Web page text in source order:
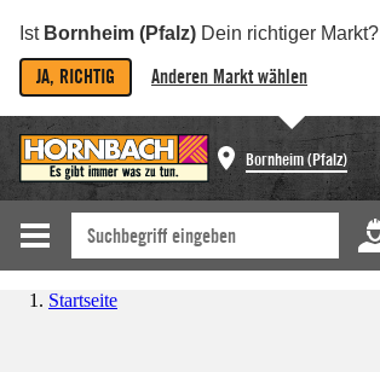
Ist Bornheim (Pfalz) Dein richtiger Markt?
JA, RICHTIG Anderen Markt wählen
Bornheim (Pfalz)
Startseite